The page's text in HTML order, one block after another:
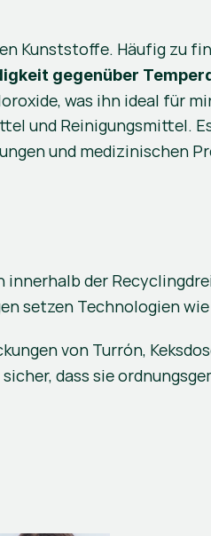
Kunststoffe. Häufig zu
gegenüber
was ihn ideal für
und Reinigungsmittel.
und medizinischen
innerhalb der
setzen Technologien
von Turrón,
dass sie